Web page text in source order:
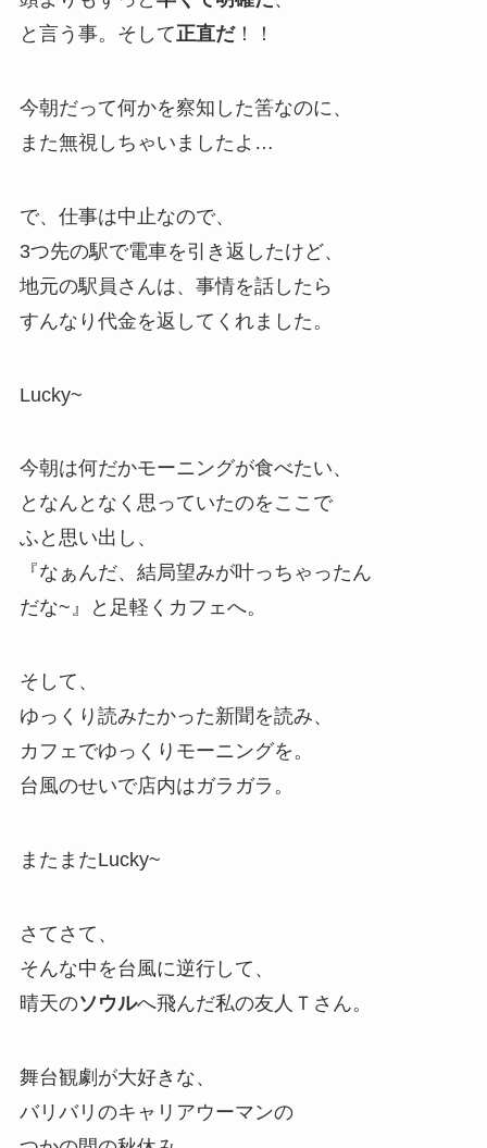
と言う事。そして正直だ！！
今朝だって何かを察知した筈なのに、
また無視しちゃいましたよ…
で、仕事は中止なので、
3つ先の駅で電車を引き返したけど、
地元の駅員さんは、事情を話したら
すんなり代金を返してくれました。
Lucky~
今朝は何だかモーニングが食べたい、
となんとなく思っていたのをここで
ふと思い出し、
『なぁんだ、結局望みが叶っちゃったん
だな~』と足軽くカフェへ。
そして、
ゆっくり読みたかった新聞を読み、
カフェでゆっくりモーニングを。
台風のせいで店内はガラガラ。
またまたLucky~
さてさて、
そんな中を台風に逆行して、
晴天のソウルへ飛んだ私の友人Ｔさん。
舞台観劇が大好きな、
バリバリのキャリアウーマンの